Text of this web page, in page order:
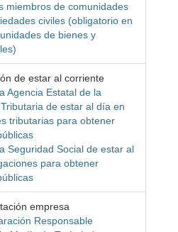
miembros de comunidades
civiles (obligatorio en
de bienes y
de estar al corriente
Agencia Estatal de la
de estar al día en
tributarias para obtener
Seguridad Social de estar al
para obtener
empresa
Responsable